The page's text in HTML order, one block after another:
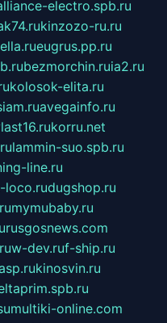
electro.spb.ru
kinzozo-ru.ru
eugrus.pp.ru
bezmorchin.ruia2.ru
kolosok-elita.ru
avegainfo.ru
korru.net
lammin-suo.spb.ru
line.ru
loco.rudugshop.ru
mymubaby.ru
rusgosnews.com
w-dev.ruf-ship.ru
kinosvin.ru
multiki-online.com